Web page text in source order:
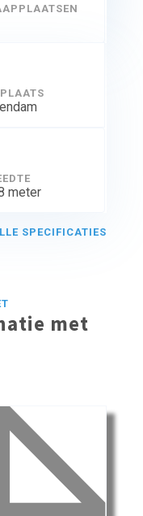
meter
SPECIFICATIES
met